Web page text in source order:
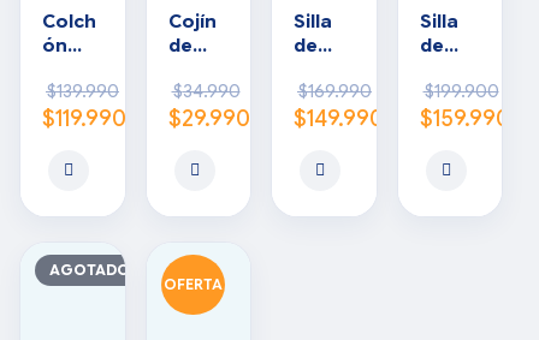
Colch
ón
caras
de
ión 2
para
ados
$139.990
$119.990
Cojín
de
$34.990
$29.990
Silla
de
s
traum
gica
$169.990
$149.990
Silla
de
s
Bariát
Plega
(Sopo
$199.900
$159.990
AGOTADO
OFERTA